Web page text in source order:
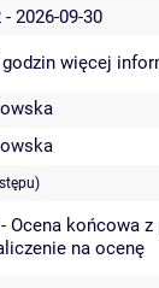
- 2026-09-30
godzin więcej
Ocena końcowa
na ocenę